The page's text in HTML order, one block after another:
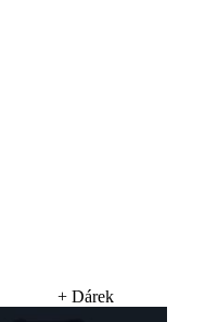
+ Dárek